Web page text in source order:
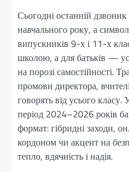
Сьогодні останній
навчального року, а
випускників 9-х і 11-х
школою, а для батьків —
на порозі самостійності.
промови директора,
говорять від усього
період 2024–2026 років
формат: гібридні заходи,
кордоном чи акцент на
тепло, вдячність і надія.